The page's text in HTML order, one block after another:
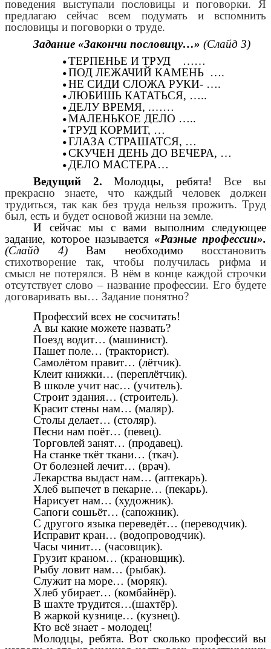
поведения выступали пословицы и поговорки. Я
предлагаю сейчас всем подумать и вспомнить
пословицы и поговорки о труде.
Задание «Закончи пословицу…»(Слайд 3)
ТЕРПЕНЬЕ И ТРУД ……
ПОД ЛЕЖАЧИЙ КАМЕНЬ ….
НЕ СИДИ СЛОЖА РУКИ- ….
ЛЮБИШЬ КАТАТЬСЯ, …..
ДЕЛУ ВРЕМЯ, .……
МАЛЕНЬКОЕ ДЕЛО …..
ТРУД КОРМИТ, …
ГЛАЗА СТРАШАТСЯ, …
СКУЧЕН ДЕНЬ ДО ВЕЧЕРА, …
ДЕЛО МАСТЕРА…
Ведущий 2.Молодцы, ребята!
Все вы
прекрасно знаете, что каждый человек должен
трудиться, так как без труда нельзя прожить. Труд
был, есть и будет основой жизни на земле.
И сейчас мы с вами выполним следующее
задание, которое называется «Разные профессии».
(Слайд 4)
Вам необходимо восстановить
стихотворение так, чтобы получилась рифма и
смысл не потерялся. В нём в конце каждой строчки
отсутствует слово – название профессии. Его будете
договаривать вы… Задание понятно?
Профессий всех не сосчитать!
А вы какие можете назвать?
Поезд водит… (машинист).
Пашет поле… (тракторист).
Самолётом правит… (лётчик).
Клеит книжки… (переплётчик).
В школе учит нас… (учитель).
Строит здания… (строитель).
Красит стены нам… (маляр).
Столы делает… (столяр).
Песни нам поёт… (певец).
Торговлей занят… (продавец).
На станке ткёт ткани… (ткач).
От болезней лечит… (врач).
Лекарства выдаст нам… (аптекарь).
Хлеб выпечет в пекарне… (пекарь).
Нарисует нам… (художник).
Сапоги сошьёт… (сапожник).
С другого языка переведёт… (переводчик).
Исправит кран… (водопроводчик).
Часы чинит… (часовщик).
Грузит краном… (крановщик).
Рыбу ловит нам… (рыбак).
Служит на море… (моряк).
Хлеб убирает… (комбайнёр).
В шахте трудится…(шахтёр).
В жаркой кузнице… (кузнец).
Кто всё знает - молодец!
Молодцы, ребята. Вот сколько профессий вы